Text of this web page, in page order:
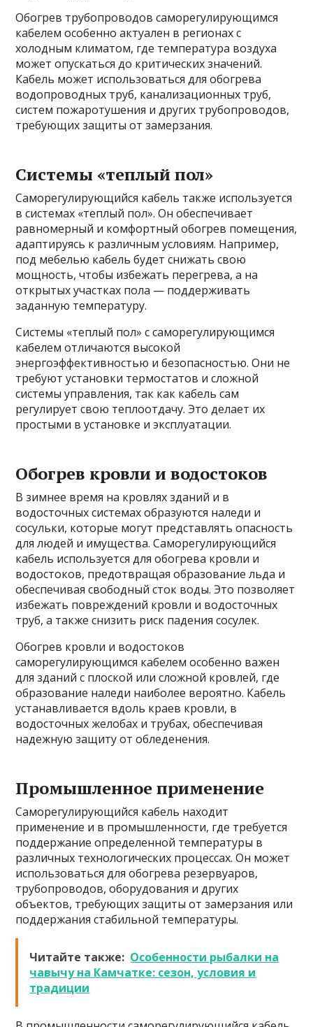
Обогрев трубопроводов саморегулирующимся
кабелем особенно актуален в регионах с
холодным климатом, где температура воздуха
может опускаться до критических значений.
Кабель может использоваться для обогрева
водопроводных труб, канализационных труб,
систем пожаротушения и других трубопроводов,
требующих защиты от замерзания.
Системы «теплый пол»
Саморегулирующийся кабель также используется
в системах «теплый пол». Он обеспечивает
равномерный и комфортный обогрев помещения,
адаптируясь к различным условиям. Например,
под мебелью кабель будет снижать свою
мощность, чтобы избежать перегрева, а на
открытых участках пола — поддерживать
заданную температуру.
Системы «теплый пол» с саморегулирующимся
кабелем отличаются высокой
энергоэффективностью и безопасностью. Они не
требуют установки термостатов и сложной
системы управления, так как кабель сам
регулирует свою теплоотдачу. Это делает их
простыми в установке и эксплуатации.
Обогрев кровли и водостоков
В зимнее время на кровлях зданий и в
водосточных системах образуются наледи и
сосульки, которые могут представлять опасность
для людей и имущества. Саморегулирующийся
кабель используется для обогрева кровли и
водостоков, предотвращая образование льда и
обеспечивая свободный сток воды. Это позволяет
избежать повреждений кровли и водосточных
труб, а также снизить риск падения сосулек.
Обогрев кровли и водостоков
саморегулирующимся кабелем особенно важен
для зданий с плоской или сложной кровлей, где
образование наледи наиболее вероятно. Кабель
устанавливается вдоль краев кровли, в
водосточных желобах и трубах, обеспечивая
надежную защиту от обледенения.
Промышленное применение
Саморегулирующийся кабель находит
применение и в промышленности, где требуется
поддержание определенной температуры в
различных технологических процессах. Он может
использоваться для обогрева резервуаров,
трубопроводов, оборудования и других
объектов, требующих защиты от замерзания или
поддержания стабильной температуры.
Читайте также: Особенности рыбалки на
чавычу на Камчатке: сезон, условия и
традиции